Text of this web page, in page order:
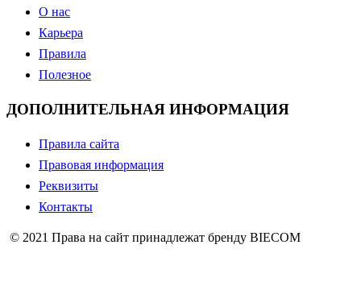
О нас
Карьера
Правила
Полезное
ДОПОЛНИТЕЛЬНАЯ ИНФОРМАЦИЯ
Правила сайта
Правовая информация
Реквизиты
Контакты
© 2021 Права на сайт принадлежат бренду BIECOM